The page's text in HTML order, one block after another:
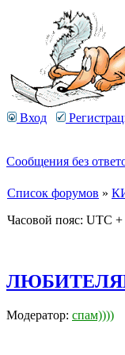
Вход
Сообщения без
Список форумов »
Часовой пояс: UTC +
Модератор: спам))))